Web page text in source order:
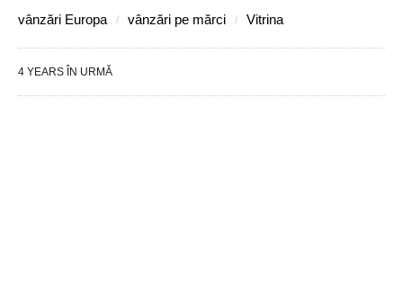
vânzări Europa vânzări pe mărci Vitrina
4 YEARS ÎN URMĂ